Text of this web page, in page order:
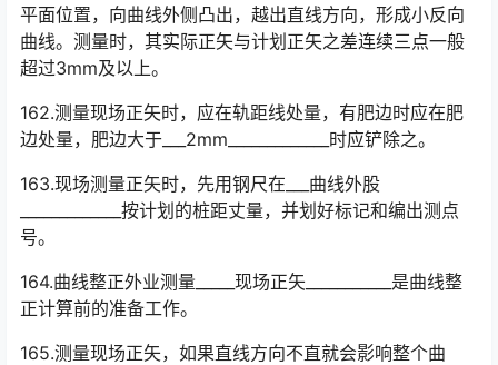
平面位置，向曲线外侧凸出，越出直线方向，形成小反向
曲线。测量时，其实际正矢与计划正矢之差连续三点一般
超过3mm及以上。󠅅󠅃󠄵󠅂󠄪󠇖󠆨󠆨󠇕󠆞󠆒󠅬󠇘󠆭󠆘󠇙󠆝󠅵󠇗󠆭󠆁󠄐󠇗󠅹󠅸󠇖󠆍󠅳󠇖󠅹󠅰󠇖󠆌󠅹
162.测量现场正矢时，应在轨距线处量，有肥边时应在肥
边处量，肥边大于___2mm_____________时应铲除之。
163.现场测量正矢时，先用钢尺在___曲线外股
_____________按计划的桩距丈量，并划好标记和编出测点
号。
164.曲线整正外业测量_____现场正矢___________是曲线整
正计算前的准备工作。
165.测量现场正矢，如果直线方向不直就会影响整个曲